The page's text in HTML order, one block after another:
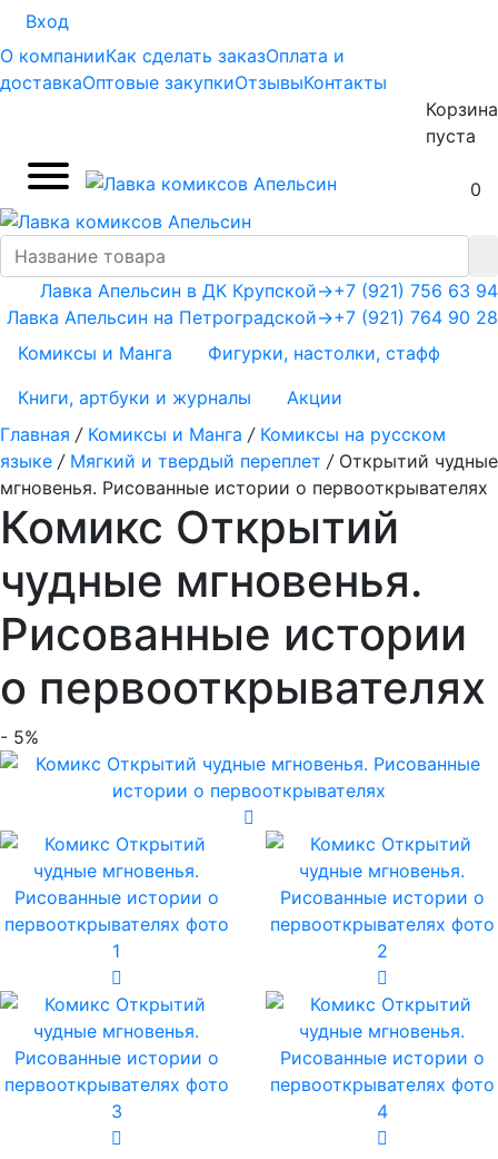
Вход
О компанииКак сделать заказОплата и
доставкаОптовые закупкиОтзывыКонтакты
Корзина
пуста
0
+7 (921) 756 63 94
+7 (921) 764 90 28
Лавка Апельсин в ДК Крупской→
Лавка Апельсин на Петроградской→
Комиксы и Манга
Фигурки, настолки, стафф
Книги, артбуки и журналы
Акции
Главная / Комиксы и Манга / Комиксы на русском
языке / Мягкий и твердый переплет / Открытий чудные
мгновенья. Рисованные истории о первооткрывателях
Комикс Открытий
чудные мгновенья.
Рисованные истории
о первооткрывателях
- 5%